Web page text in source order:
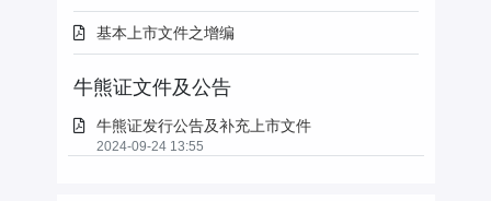
基本上市文件之增编
牛熊证文件及公告
牛熊证发行公告及补充上市文件
2024-09-24 13:55